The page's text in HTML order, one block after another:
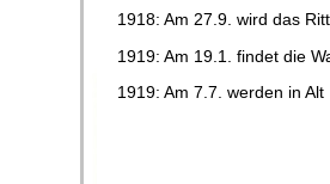
1918: Am 27.9. wird das
1919: Am 19.1. findet die
1919: Am 7.7. werden in